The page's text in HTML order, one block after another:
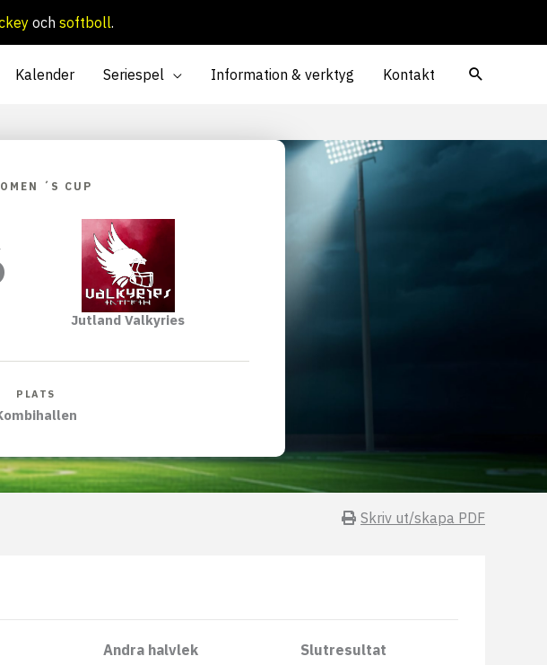
och softboll.
Kalender Seriespel Information & verktyg Kontakt
´S CUP
Jutland Valkyries
PLATS
Skriv ut/skapa PDF
Andra halvlek
Slutresultat